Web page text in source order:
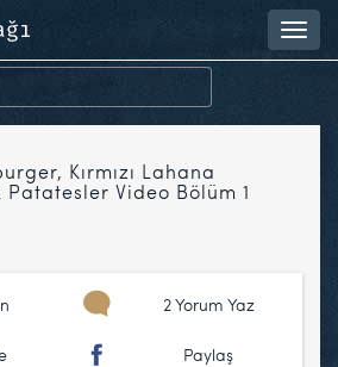
Kırmızı Lahana
Patatesler Video Bölüm 1
2 Yorum Yaz
Paylaş